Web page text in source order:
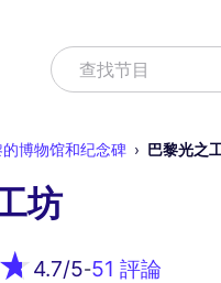
寻找查找节目
的博物馆和纪念碑 巴黎光之
坊
4.7/5-51 評論